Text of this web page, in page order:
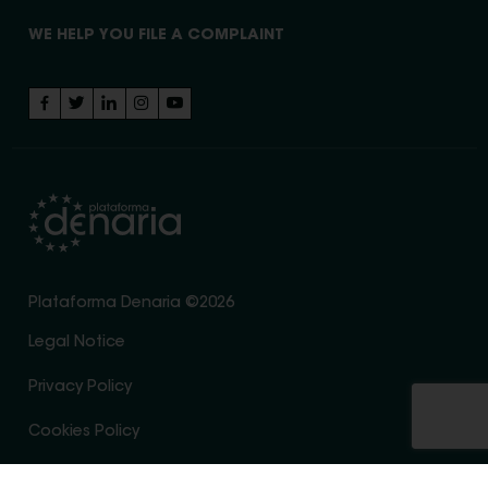
WE HELP YOU FILE A COMPLAINT
Plataforma Denaria ©2026
Legal Notice
Privacy Policy
Cookies Policy